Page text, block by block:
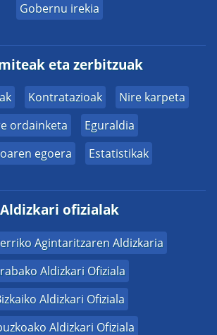
Gobernu irekia
eta zerbitzuak
Kontratazioak
Nire karpeta
ordainketa
Eguraldia
egoera
Estatistikak
Aldizkari ofizialak
Agintaritzaren Aldizkaria
Aldizkari Ofiziala
Aldizkari Ofiziala
Aldizkari Ofiziala